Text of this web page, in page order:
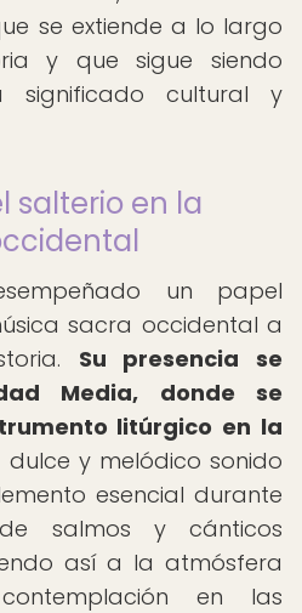
se extiende a lo largo
y que sigue siendo
significado cultural y
salterio en la
un papel
sacra occidental a
Su presencia se
Media, donde se
litúrgico en la
dulce y melódico sonido
esencial durante
salmos y cánticos
así a la atmósfera
en las